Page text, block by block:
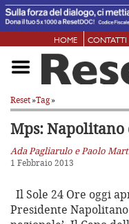
HOME CONTATTI
Reset»Tag»
Mps:
Ada Pagliarulo e Paolo
1 Febbraio 2013
Il Sole 24 Ore oggi
Presidente